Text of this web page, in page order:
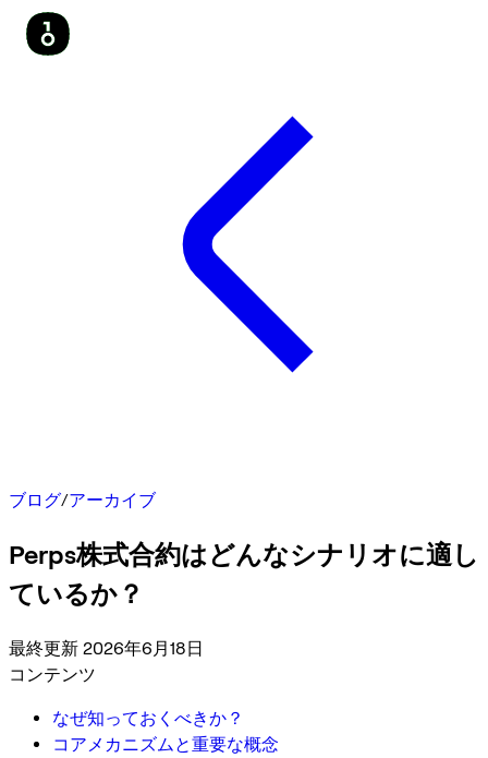
ブログ/アーカイブ
Perps株式合約はどんなシナリオに適し
ているか？
最終更新 2026年6月18日
コンテンツ
なぜ知っておくべきか？
コアメカニズムと重要な概念